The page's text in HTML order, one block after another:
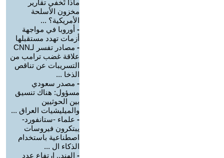
ماذا تُخفي تقارير
مخزون الأسلحة
الأمريكية؟ ...
- أوروبا في مواجهة
أزمات تهدد مستقبلها
-
مصادر تفسر لـCNN
علاقة غضب ترامب من
التسريبات عن تناقص
الذخا ...
- مصدر سعودي
مسؤول: هناك تنسيق
بين الحوثيين
والميليشيات العراق ...
- علماء -ستانفورد-
يبتكرون فيروسات
اصطناعية باستخدام
الذكاء ال ...
- الهند.. ارتفاع عدد